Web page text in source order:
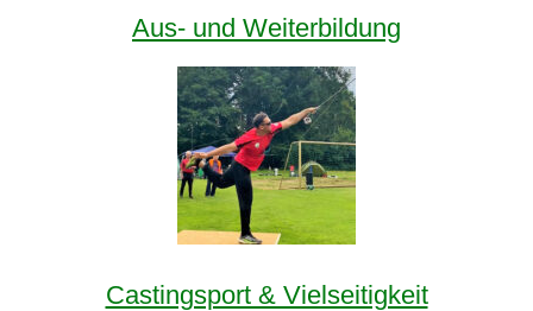
Aus- und Weiterbildung
Castingsport & Vielseitigkeit